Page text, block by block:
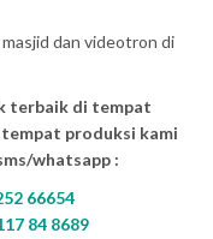
dan videotron di
terbaik di tempat
produksi kami
whatsapp :
66654
84 8689